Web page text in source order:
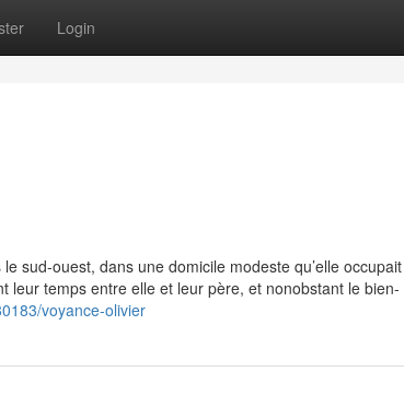
Login
sud-ouest, dans une domicile modeste qu’elle occupait
leur temps entre elle et leur père, et nonobstant le bien-
voyance-olivier